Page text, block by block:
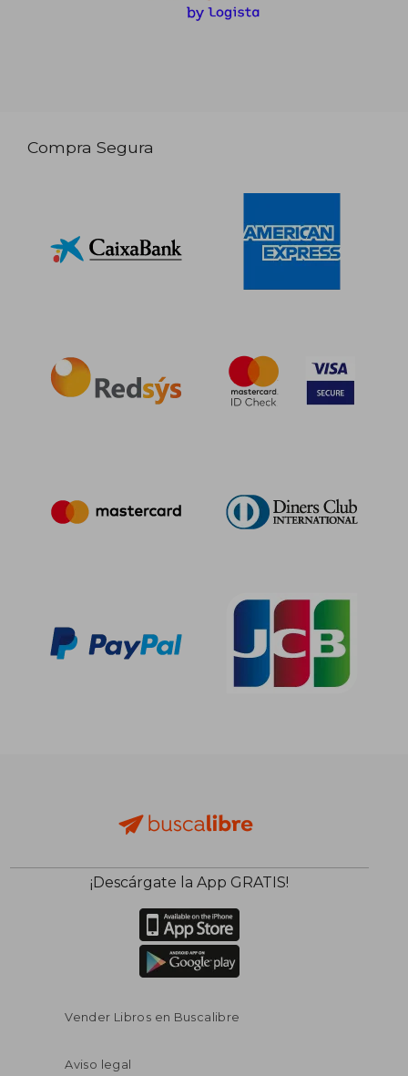
Compra Segura
¡Descárgate la App GRATIS!
Vender Libros en Buscalibre
Aviso legal